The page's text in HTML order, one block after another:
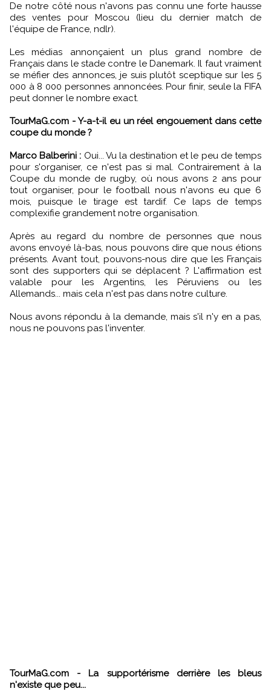
De notre côté nous n'avons pas connu une forte hausse
des ventes pour Moscou (lieu du dernier match de
l'équipe de France, ndlr).
Les médias annonçaient un plus grand nombre de
Français dans le stade contre le Danemark. Il faut vraiment
se méfier des annonces, je suis plutôt sceptique sur les 5
000 à 8 000 personnes annoncées. Pour finir, seule la FIFA
peut donner le nombre exact.
TourMaG.com - Y-a-t-il eu un réel engouement dans cette
coupe du monde ?
Marco Balberini : Oui... Vu la destination et le peu de temps
pour s'organiser, ce n'est pas si mal. Contrairement à la
Coupe du monde de rugby, où nous avons 2 ans pour
tout organiser, pour le football nous n'avons eu que 6
mois, puisque le tirage est tardif. Ce laps de temps
complexifie grandement notre organisation.
Après au regard du nombre de personnes que nous
avons envoyé là-bas, nous pouvons dire que nous étions
présents. Avant tout, pouvons-nous dire que les Français
sont des supporters qui se déplacent ? L'affirmation est
valable pour les Argentins, les Péruviens ou les
Allemands... mais cela n'est pas dans notre culture.
Nous avons répondu à la demande, mais s'il n'y en a pas,
nous ne pouvons pas l'inventer.
TourMaG.com - La supportérisme derrière les bleus
n'existe que peu...